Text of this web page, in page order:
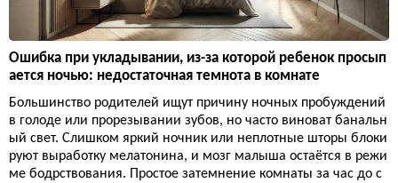
Ошибка при укладывании, из-за которой ребенок просып
ается ночью: недостаточная темнота в комнате
Большинство родителей ищут причину ночных пробуждений
в голоде или прорезывании зубов, но часто виноват банальн
ый свет. Слишком яркий ночник или неплотные шторы блоки
руют выработку мелатонина, и мозг малыша остаётся в режи
ме бодрствования. Простое затемнение комнаты за час до с